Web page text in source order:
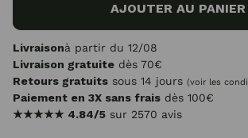
AJOUTER AU PANIER
Livraisonà partir du 12/08
Livraison gratuite dès 70€
Retours gratuits sous 14 jours (voir les
Paiement en 3X sans frais dès 100€
★★★★★ 4.84/5 sur 2570 avis